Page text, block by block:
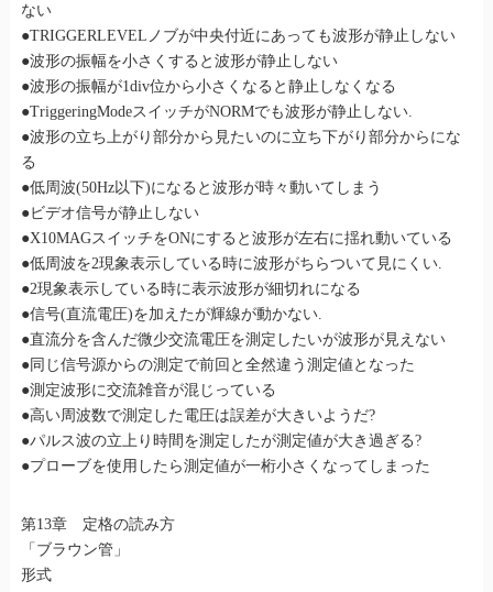
ない
●TRIGGERLEVELノブが中央付近にあっても波形が静止しない
●波形の振幅を小さくすると波形が静止しない
●波形の振幅が1div位から小さくなると静止しなくなる
●TriggeringModeスイッチがNORMでも波形が静止しない.
●波形の立ち上がり部分から見たいのに立ち下がり部分からにな
る
●低周波(50Hz以下)になると波形が時々動いてしまう
●ビデオ信号が静止しない
●X10MAGスイッチをONにすると波形が左右に揺れ動いている
●低周波を2現象表示している時に波形がちらついて見にくい.
●2現象表示している時に表示波形が細切れになる
●信号(直流電圧)を加えたが輝線が動かない.
●直流分を含んだ微少交流電圧を測定したいが波形が見えない
●同じ信号源からの測定で前回と全然違う測定値となった
●測定波形に交流雑音が混じっている
●高い周波数で測定した電圧は誤差が大きいようだ?
●パルス波の立上り時間を測定したが測定値が大き過ぎる?
●プローブを使用したら測定値が一桁小さくなってしまった
第13章 定格の読み方
「ブラウン管」
形式